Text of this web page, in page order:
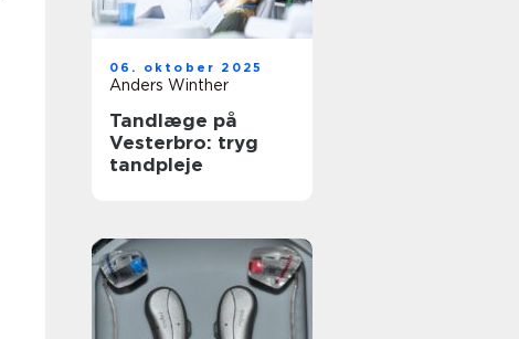
06. oktober 2025
Anders Winther
Tandlæge på
Vesterbro: tryg
tandpleje